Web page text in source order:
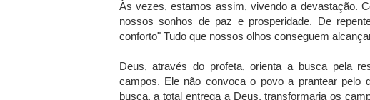
Às vezes, estamos assim, vivendo a devastação.
nossos sonhos de paz e prosperidade. De
conforto" Tudo que nossos olhos conseguem
Deus, através do profeta, orienta a busca pela
campos. Ele não convoca o povo a prantear pelo
busca, a total entrega a Deus, transformaria os